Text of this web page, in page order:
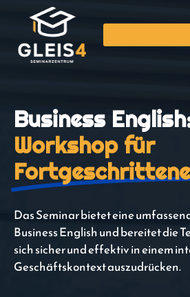
Business
Workshop für
Fortgeschrittene
Das Seminar bietet eine
Business English und bereitet die
sich sicher und effektiv in einem
Geschäftskontext auszudrücken.